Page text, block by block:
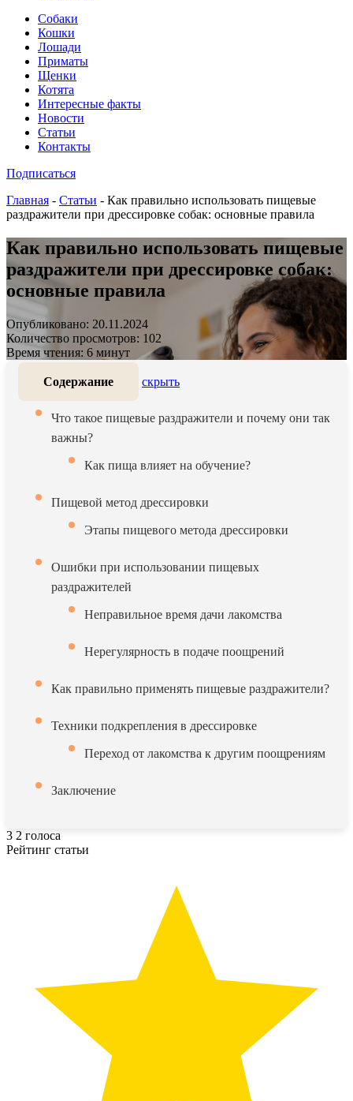
Собаки
Кошки
Лошади
Приматы
Щенки
Котята
Интересные факты
Новости
Статьи
Контакты
Подписаться
Главная - Статьи - Как правильно использовать пищевые
раздражители при дрессировке собак: основные правила
Как правильно использовать пищевые
раздражители при дрессировке собак:
основные правила
Опубликовано: 20.11.2024
Количество просмотров: 102
Время чтения: 6 минут
Содержание скрыть
Что такое пищевые раздражители и почему они так
важны?
Как пища влияет на обучение?
Пищевой метод дрессировки
Этапы пищевого метода дрессировки
Ошибки при использовании пищевых
раздражителей
Неправильное время дачи лакомства
Нерегулярность в подаче поощрений
Как правильно применять пищевые раздражители?
Техники подкрепления в дрессировке
Переход от лакомства к другим поощрениям
Заключение
3 2 голоса
Рейтинг статьи